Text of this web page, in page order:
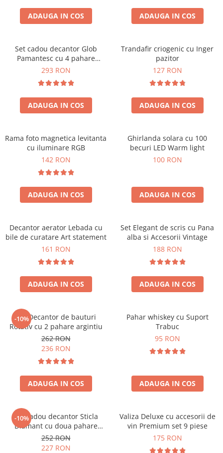
Cadouri Fete
Pentru Copilul din tine
Cadouri de Casa Noua
Cadouri Majorat
Cadouri pentru Nasi
Cadouri pentru Bunici
Cadouri pentru Prieteni
Cel ce are tot
Cadouri Nunta si Cununie civila
Cani si Termosuri
Jocuri si Puzzle
Seturi de caligrafie
Cadouri Sfantul Alexandru
Cadouri Constantin si Elena
Cadouri Sfanta Maria
Cadouri Sfintii Mihail si Gavriil
ADAUGA IN COS ADAUGA IN COS
Set cadou decantor Glob
Pamantesc cu 4 pahare
Deluxe
293 RON
ADAUGA IN COS
Trandafir criogenic cu Inger
pazitor
127 RON
ADAUGA IN COS
Rama foto magnetica levitanta
cu iluminare RGB
142 RON
ADAUGA IN COS
Ghirlanda solara cu 100
becuri LED Warm light
100 RON
ADAUGA IN COS
Decantor aerator Lebada cu
bile de curatare Art statement
161 RON
ADAUGA IN COS
Set Elegant de scris cu Pana
alba si Accesorii Vintage
188 RON
ADAUGA IN COS
-10%
Set Decantor de bauturi
Rotativ cu 2 pahare argintiu
262 RON
236 RON
ADAUGA IN COS
Pahar whiskey cu Suport
Trabuc
95 RON
ADAUGA IN COS
-10%
Set cadou decantor Sticla
Diamant cu doua pahare
Deluxe
252 RON
227 RON
Valiza Deluxe cu accesorii de
vin Premium set 9 piese
175 RON